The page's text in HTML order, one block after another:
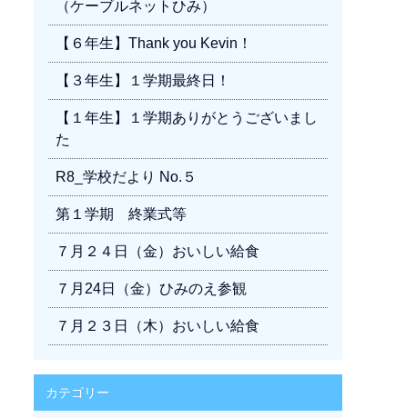
（ケーブルネットひみ）
【６年生】Thank you Kevin！
【３年生】１学期最終日！
【１年生】１学期ありがとうございまし
た
R8_学校だより No.５
第１学期 終業式等
７月２４日（金）おいしい給食
７月24日（金）ひみのえ参観
７月２３日（木）おいしい給食
カテゴリー